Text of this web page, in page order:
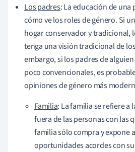
Los padres: La educación de una
cómo ve los roles de género. Si
hogar conservador y tradicional,
tenga una visión tradicional de
embargo, si los padres de
poco convencionales, es
opiniones de género más
Familia: La familia se refiere a
fuera de las personas con las
familia sólo compra y expone
oportunidades acordes con